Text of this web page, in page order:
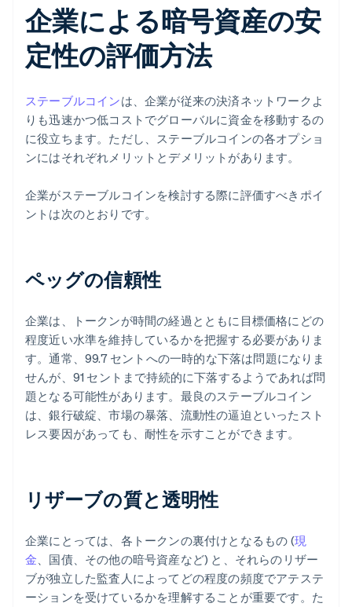
企業による暗号資産の安
定性の評価方法
ステーブルコインは、企業が従来の決済ネットワークよ
りも迅速かつ低コストでグローバルに資金を移動するの
に役立ちます。ただし、ステーブルコインの各オプショ
ンにはそれぞれメリットとデメリットがあります。
企業がステーブルコインを検討する際に評価すべきポイ
ントは次のとおりです。
ペッグの信頼性
企業は、トークンが時間の経過とともに目標価格にどの
程度近い水準を維持しているかを把握する必要がありま
す。通常、99.7 セントへの一時的な下落は問題になりま
せんが、91 セントまで持続的に下落するようであれば問
題となる可能性があります。最良のステーブルコイン
は、銀行破綻、市場の暴落、流動性の逼迫といったスト
レス要因があっても、耐性を示すことができます。
リザーブの質と透明性
企業にとっては、各トークンの裏付けとなるもの (現
金、国債、その他の暗号資産など) と、それらのリザー
ブが独立した監査人によってどの程度の頻度でアテステ
ーションを受けているかを理解することが重要です。た